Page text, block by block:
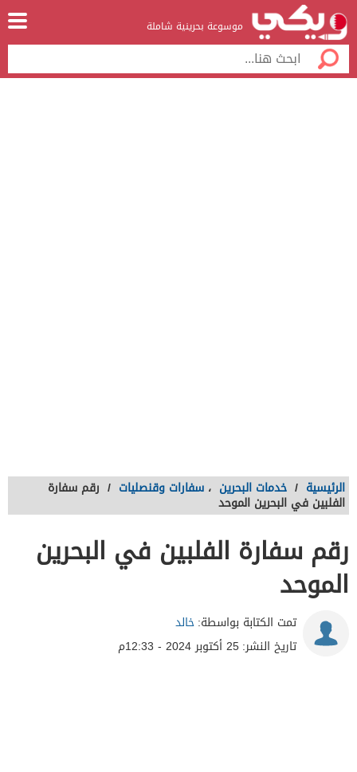
موسوعة بحرينية شاملة
الرئيسية / خدمات البحرين ، سفارات وقنصليات / رقم سفارة
الفلبين في البحرين الموحد
رقم سفارة الفلبين في البحرين
الموحد
تمت الكتابة بواسطة:خالد
تاريخ النشر:25 أكتوبر 2024 - 12:33م